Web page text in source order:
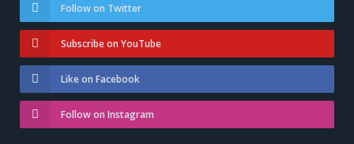
Follow on Twitter
Subscribe on YouTube
Like on Facebook
Follow on Instagram